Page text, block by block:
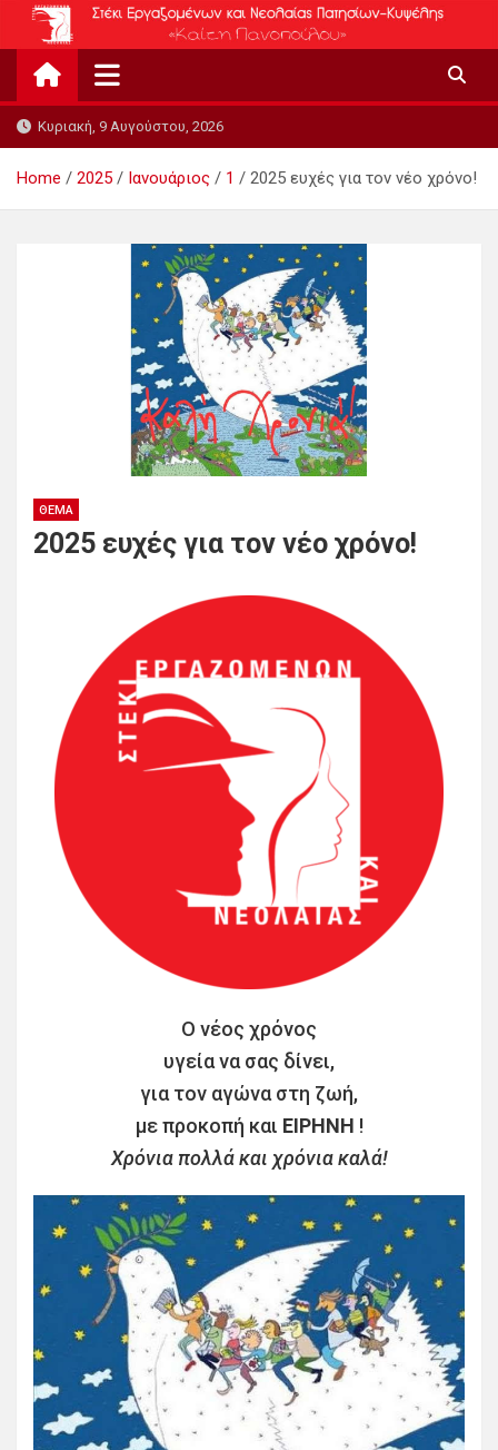
content
Κυριακή, 9 Αυγούστου, 2026
Home 2025 Ιανουάριος 1 2025 ευχές για τον νέο χρόνο!
ΘΈΜΑ
2025 ευχές για τον νέο χρόνο!
Ο νέος χρόνος
υγεία να σας δίνει,
για τον αγώνα στη ζωή,
με προκοπή και ΕΙΡΗΝΗ !
Χρόνια πολλά και χρόνια καλά!